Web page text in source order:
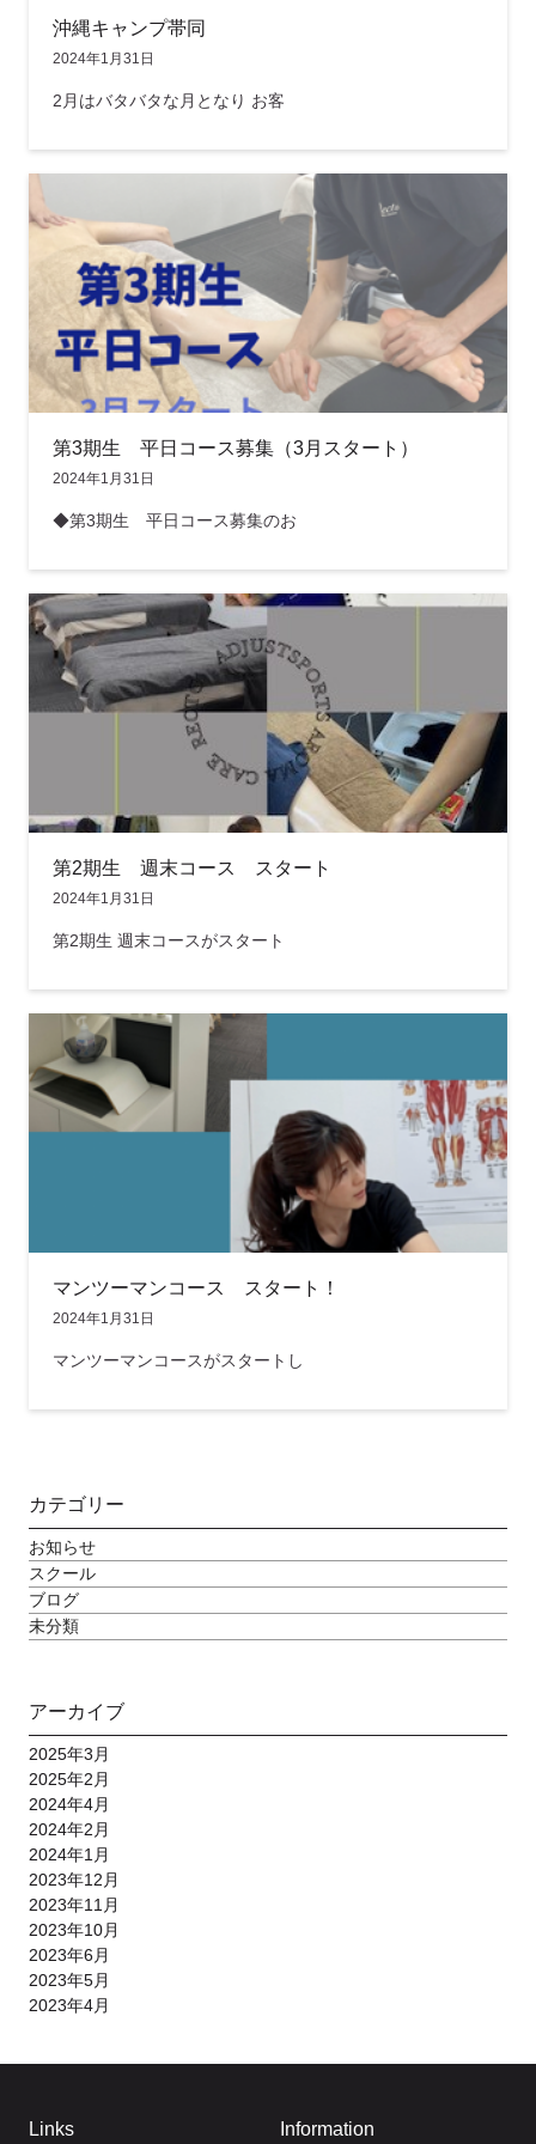
沖縄キャンプ帯同
2024年1月31日
2月はバタバタな月となり お客
第3期生 平日コース募集（3月スタート）
2024年1月31日
◆第3期生 平日コース募集のお
第2期生 週末コース スタート
2024年1月31日
第2期生 週末コースがスタート
マンツーマンコース スタート！
2024年1月31日
マンツーマンコースがスタートし
カテゴリー
お知らせ
スクール
ブログ
未分類
アーカイブ
2025年3月
2025年2月
2024年4月
2024年2月
2024年1月
2023年12月
2023年11月
2023年10月
2023年6月
2023年5月
2023年4月
Links Information